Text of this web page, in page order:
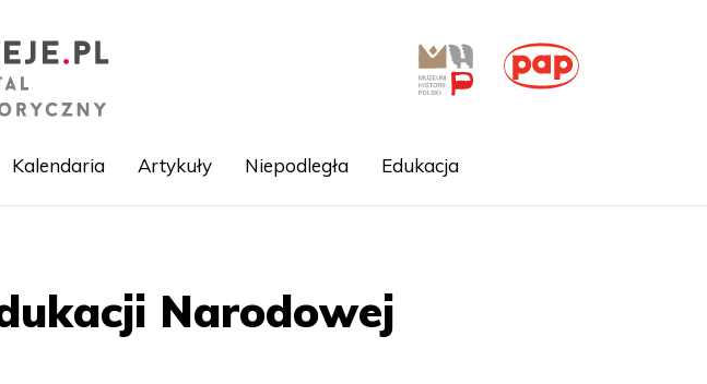
Kalendaria Artykuły Niepodległa Edukacja
Narodowej